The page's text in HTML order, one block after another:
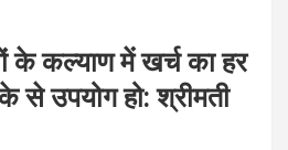
के कल्याण में खर्च का हर
से उपयोग हो: श्रीमती